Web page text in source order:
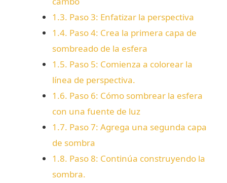
e
o
1.3. Paso 3: Enfatizar la perspectiva
1.4. Paso 4: Crea la primera capa de
sombreado de la esfera
1.5. Paso 5: Comienza a colorear la
línea de perspectiva.
1.6. Paso 6: Cómo sombrear la esfera
con una fuente de luz
1.7. Paso 7: Agrega una segunda capa
de sombra
1.8. Paso 8: Continúa construyendo la
sombra.